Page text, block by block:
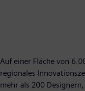
Auf einer Fläche von
regionales
mehr als 200